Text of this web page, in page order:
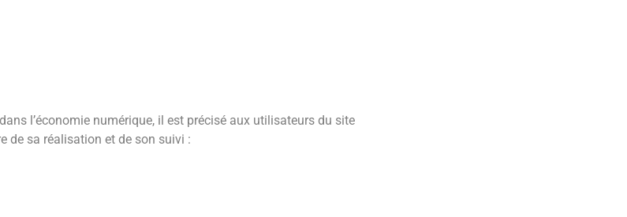
l’économie numérique, il est précisé aux utilisateurs du site
de sa réalisation et de son suivi :